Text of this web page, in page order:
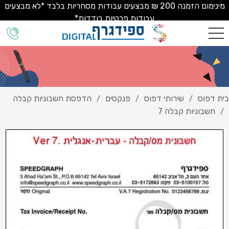
מינימום הזמנה 200 ₪ מבצעים עבודות מסחריות בלבד *לא מבצעים
עבודות פרטיות בודדות*
בית דפוס / שירותי דפוס / פנקסים / הדפסת חשבוניות קבלה
/ חשבוניות קבלה 7